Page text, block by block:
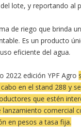
lote, y reportando
de riego que brinda
Es un producto
eficiente del agua.
2022 edición YPF Agro
en el stand 288 y
que estén
comercial
en pesos a tasa fija.